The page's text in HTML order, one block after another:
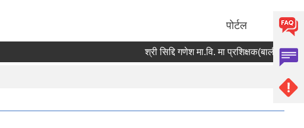
पोर्टल
श्री सिद्दि गणेश मा.वि. मा प्रशिक्षक(बाली विज्ञान)